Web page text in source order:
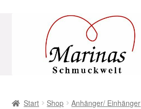
Navigation
Start Shop Anhänger/ Einhänger